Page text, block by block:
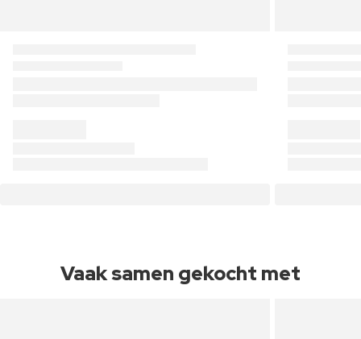
Vaak samen gekocht met